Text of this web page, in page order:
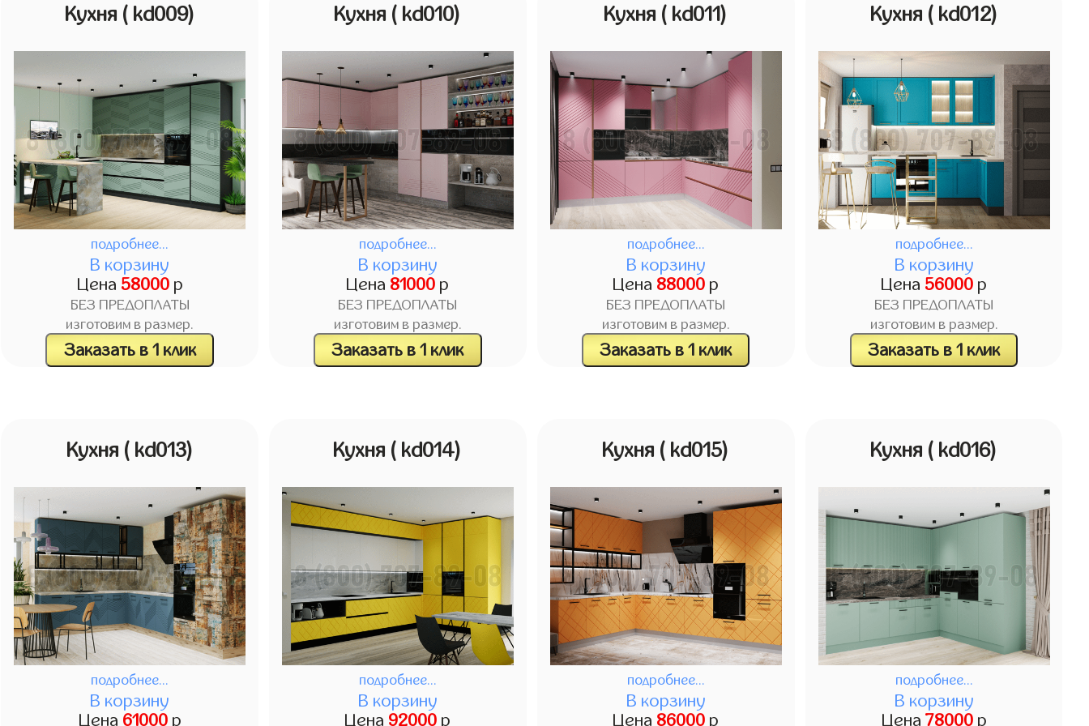
Кухня ( kd009)
подробнее...
В корзину
Цена 58000р
БЕЗ ПРЕДОПЛАТЫ
изготовим в размер.
Заказать в 1 клик
Кухня ( kd010)
подробнее...
В корзину
Цена 81000 р
БЕЗ ПРЕДОПЛАТЫ
изготовим в размер.
Заказать в 1 клик
Кухня ( kd011)
подробнее...
В корзину
Цена 88000 р
БЕЗ ПРЕДОПЛАТЫ
изготовим в размер.
Заказать в 1 клик
Кухня ( kd012)
подробнее...
В корзину
Цена 56000 р
БЕЗ ПРЕДОПЛАТЫ
изготовим в размер.
Заказать в 1 клик
Кухня ( kd013)
подробнее...
В корзину
Цена 61000р
Кухня ( kd014)
подробнее...
В корзину
Цена 92000 р
Кухня ( kd015)
подробнее...
В корзину
Цена 86000 р
Кухня ( kd016)
подробнее...
В корзину
Цена 78000р